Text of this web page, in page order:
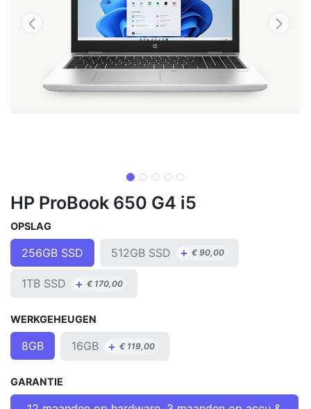
HP ProBook 650 G4 i5
OPSLAG
256GB SSD 512GB SSD + €90,00
1TB SSD + € 170,00
WERKGEHEUGEN
8GB 16GB + € 119,00
GARANTIE